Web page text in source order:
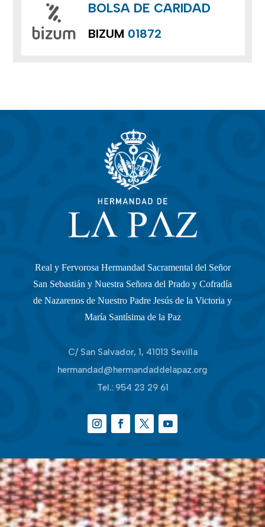
BOLSA DE CARIDAD
BIZUM 01872
Real y Fervorosa Hermandad Sacramental del Señor
San Sebastián y Nuestra Señora del Prado y Cofradía
de Nazarenos de Nuestro Padre Jesús de la Victoria y
María Santísima de la Paz
C/ San Salvador, 1, 41013 Sevilla
hermandad@hermandaddelapaz.org
Tel.: 954 23 29 61